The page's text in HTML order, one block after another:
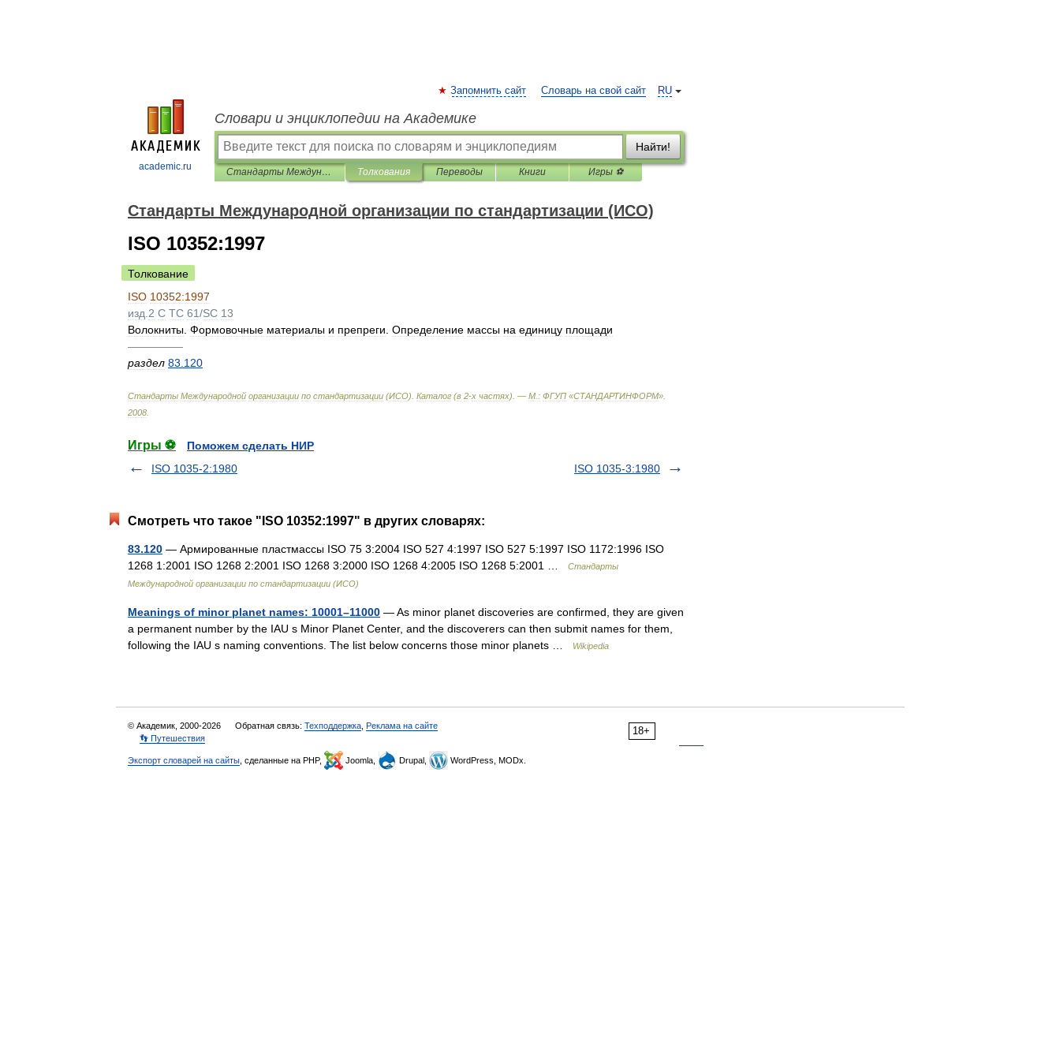
academic.ru
RU
Запомнить сайт Словарь на свой сайт
Словари и энциклопедии на Академике
Найти!
Стандарты Международной организации по стандартизации (ИСО) Толкования Переводы Книги Игры ⚽
Стандарты Международной организации по стандартизации (ИСО)
ISO 10352:1997
Толкование
ISO 10352:1997
изд 2 C TC 61/SC 13
Волокниты Формовочные материалы и препреги Определение массы на единицу площади
—————
раздел 83 120
Стандарты Международной организации по стандартизации (ИСО). Каталог (в 2-х частях). — М : ФГУП «СТАНДАРТИНФОРМ»
2008
Игры ⚽
Поможем сделать НИР
ISO 1035-2:1980
ISO 1035-3:1980
Смотреть что такое "ISO 10352:1997" в других словарях:
83.120 — Армированные пластмассы ISO 75 3:2004 ISO 527 4:1997 ISO 527 5:1997 ISO 1172:1996 ISO
1268 1:2001 ISO 1268 2:2001 ISO 1268 3:2000 ISO 1268 4:2005 ISO 1268 5:2001 …
Стандарты
Международной организации по стандартизации (ИСО)
Meanings of minor planet names: 10001–11000 — As minor planet discoveries are confirmed, they are given
a permanent number by the IAU s Minor Planet Center, and the discoverers can then submit names for them,
following the IAU s naming conventions. The list below concerns those minor planets …
Wikipedia
18+
© Академик, 2000-2026 Обратная связь: Техподдержка Реклама на сайте
👣 Путешествия
Экспорт словарей на сайты , сделанные на PHP, Joomla, Drupal, WordPress, MODx.